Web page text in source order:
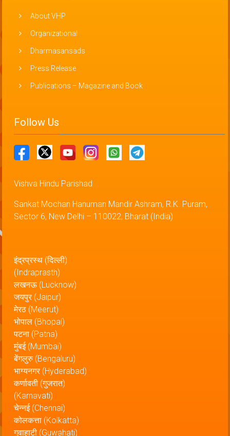
About VHP
Organizational
Dharmasansads
Press Release
Publications – Magazine and Book
Follow Us
Vishva Hindu Parishad
Sankat Mochan Hanuman Mandir Ashram, R.K. Puram,
Sector 6, New Delhi – 110022, Bharat (India)
इंद्रप्रस्थ (दिल्ली)
(Indraprasth)
लखनऊ (Lucknow)
जयपुर (Jaipur)
मेरठ (Meerut)
भोपाल (Bhopal)
पटना (Patna)
मुंबई (Mumbai)
बेंगलुरु (Bengaluru)
भाग्यनगर (Hyderabad)
कर्णावती (गुजरात)
(Karnavati)
चेन्नई (Chennai)
कोलकत्ता (Kolkatta)
गुवाहाटी (Guwahati)